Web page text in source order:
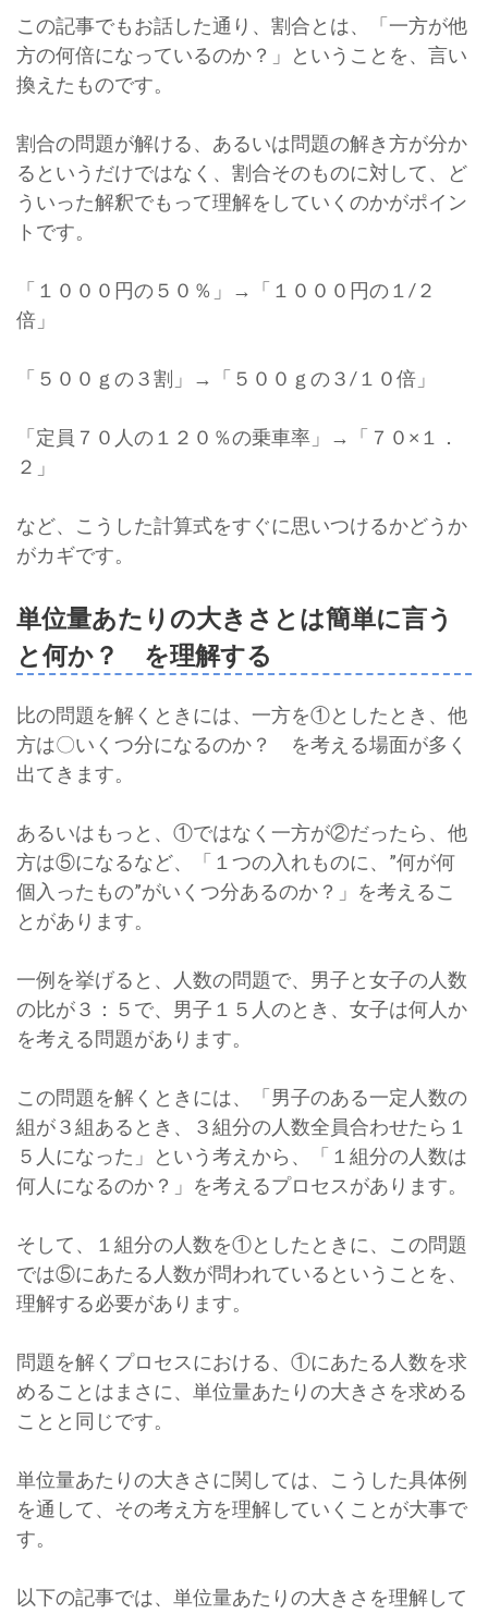
この記事でもお話した通り、割合とは、「一方が他
方の何倍になっているのか？」ということを、言い
換えたものです。
割合の問題が解ける、あるいは問題の解き方が分か
るというだけではなく、割合そのものに対して、ど
ういった解釈でもって理解をしていくのかがポイン
トです。
「１０００円の５０％」→「１０００円の１/２
倍」
「５００ｇの３割」→「５００ｇの３/１０倍」
「定員７０人の１２０％の乗車率」→「７０×１．
２」
など、こうした計算式をすぐに思いつけるかどうか
がカギです。
単位量あたりの大きさとは簡単に言う
と何か？ を理解する
比の問題を解くときには、一方を①としたとき、他
方は〇いくつ分になるのか？ を考える場面が多く
出てきます。
あるいはもっと、①ではなく一方が②だったら、他
方は⑤になるなど、「１つの入れものに、”何が何
個入ったもの”がいくつ分あるのか？」を考えるこ
とがあります。
一例を挙げると、人数の問題で、男子と女子の人数
の比が３：５で、男子１５人のとき、女子は何人か
を考える問題があります。
この問題を解くときには、「男子のある一定人数の
組が３組あるとき、３組分の人数全員合わせたら１
５人になった」という考えから、「１組分の人数は
何人になるのか？」を考えるプロセスがあります。
そして、１組分の人数を①としたときに、この問題
では⑤にあたる人数が問われているということを、
理解する必要があります。
問題を解くプロセスにおける、①にあたる人数を求
めることはまさに、単位量あたりの大きさを求める
ことと同じです。
単位量あたりの大きさに関しては、こうした具体例
を通して、その考え方を理解していくことが大事で
す。
以下の記事では、単位量あたりの大きさを理解して